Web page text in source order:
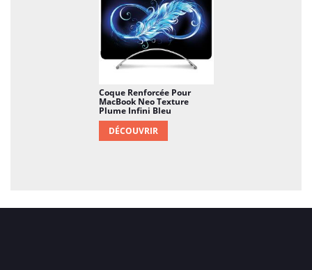
Coque Renforcée Pour
MacBook Neo Texture
Plume Infini Bleu
DÉCOUVRIR